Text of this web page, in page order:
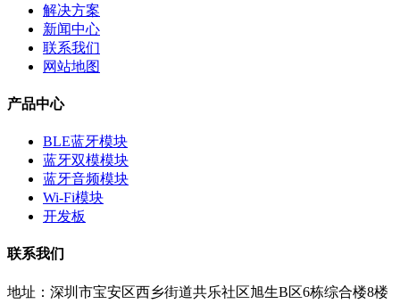
解决方案
新闻中心
联系我们
网站地图
产品中心
BLE蓝牙模块
蓝牙双模模块
蓝牙音频模块
Wi-Fi模块
开发板
联系我们
地址：深圳市宝安区西乡街道共乐社区旭生B区6栋综合楼8楼